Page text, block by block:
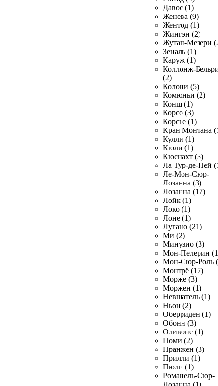
Давос (1)
Женева (9)
Жентод (1)
Жингэн (2)
Жутан-Мезери
Зеналь (1)
Каруж (1)
Коллонж-
(2)
Колони (5)
Комюньи (2)
Конш (1)
Корсо (3)
Корсье (1)
Кран Монтана
Кулли (1)
Кюли (1)
Кюснахт (3)
Ла Тур-де-Пей
Ле-Мон-Сюр-
Лозанна (3)
Лозанна (17)
Лойк (1)
Локо (1)
Лоне (1)
Лугано (21)
Ми (2)
Минузио (3)
Мон-Пелерин
Мон-Сюр-Роль
Монтрё (17)
Морже (3)
Моржен (1)
Невшатель (1)
Ньон (2)
Оберриден (1)
Обонн (3)
Оливоне (1)
Поми (2)
Пранжен (3)
Прилли (1)
Пюли (1)
Романель-Сюр-
Лозанна (1)